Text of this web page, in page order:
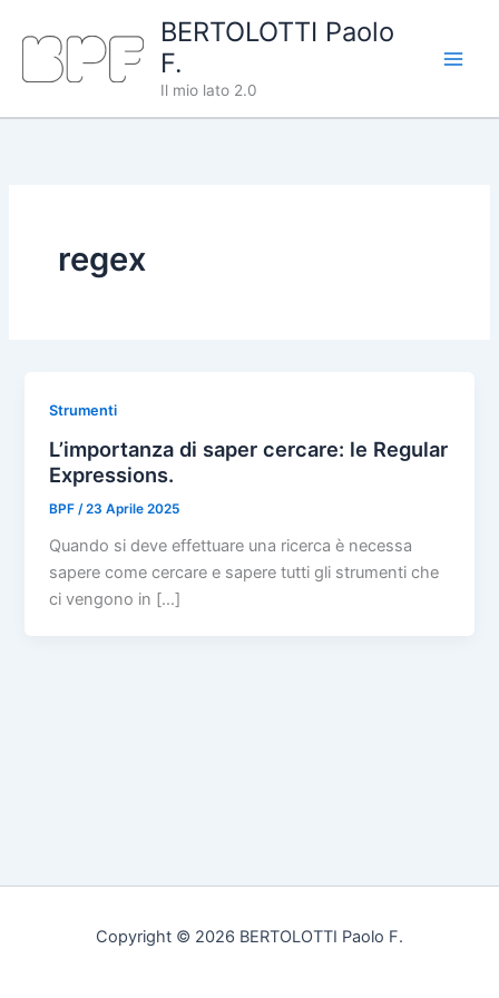
contenuto
BERTOLOTTI Paolo
F.
Il mio lato 2.0
regex
Strumenti
L’importanza di saper cercare: le Regular
Expressions.
BPF /23 Aprile 2025
Quando si deve effettuare una ricerca è necessa
sapere come cercare e sapere tutti gli strumenti che
ci vengono in […]
Copyright © 2026 BERTOLOTTI Paolo F.